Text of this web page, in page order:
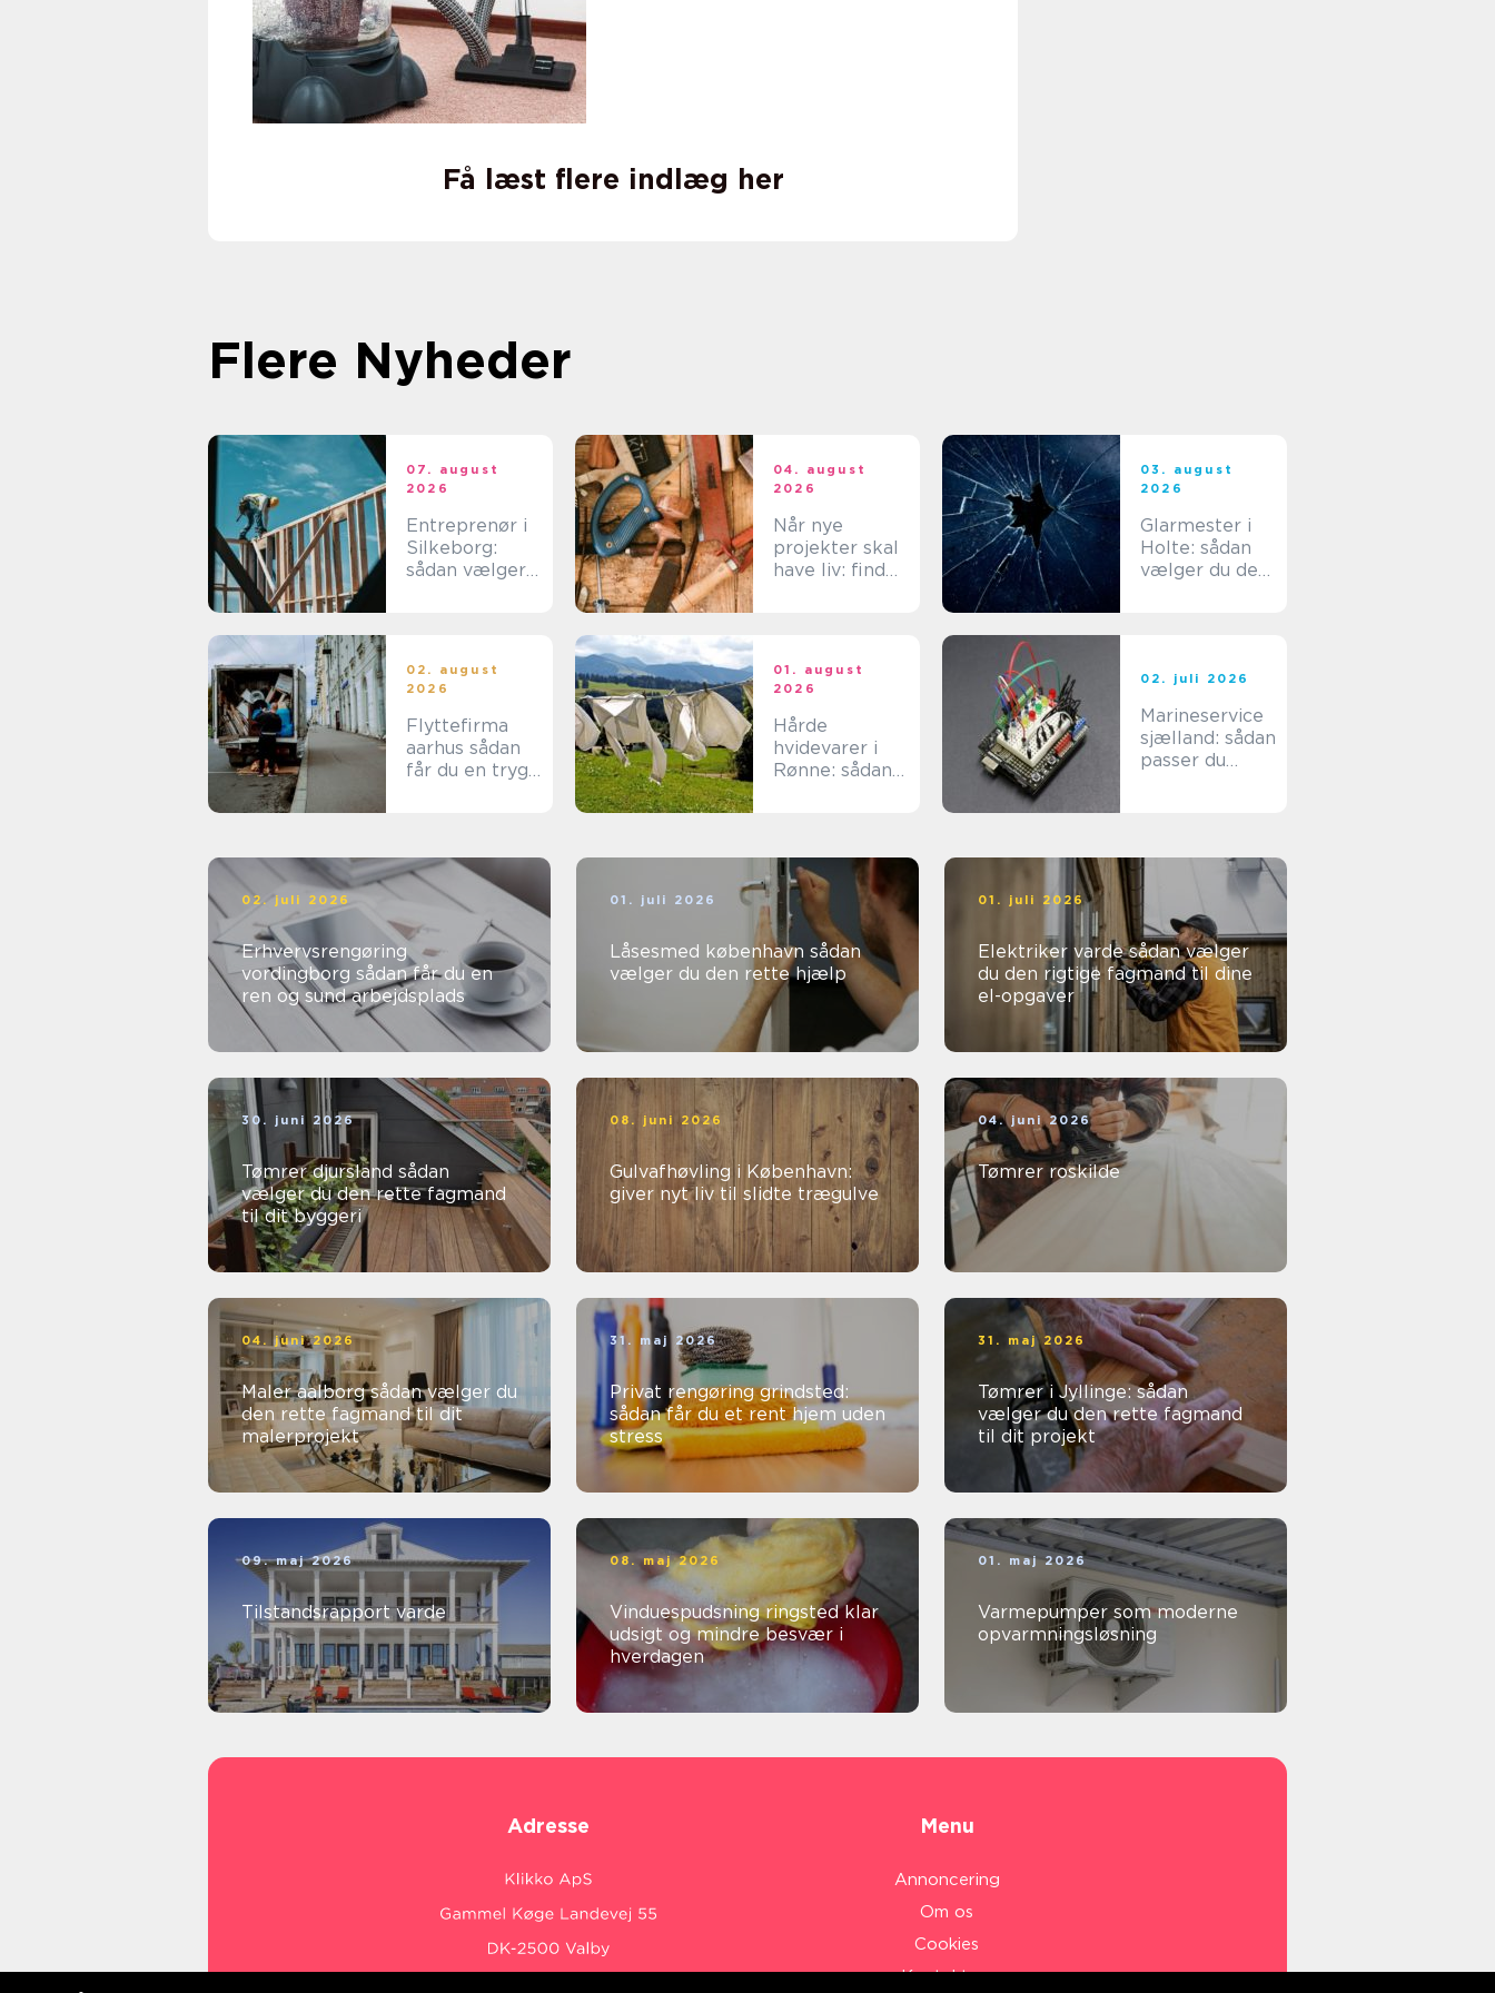
Få læst flere indlæg her
Flere Nyheder
07. august
2026
Entreprenør i
Silkeborg:
sådan vælger
04. august
2026
Når nye
projekter skal
have liv: find
03. august
2026
Glarmester i
Holte: sådan
vælger du den
02. august
2026
Flyttefirma
aarhus sådan
får du en tryg
01. august
2026
Hårde
hvidevarer i
Rønne: sådan
02. juli 2026
Marineservice
sjælland: sådan
passer du
02. juli 2026
Erhvervsrengøring
vordingborg sådan får du en
ren og sund arbejdsplads
01. juli 2026
Låsesmed københavn sådan
vælger du den rette hjælp
01. juli 2026
Elektriker varde sådan vælger
du den rigtige fagmand til dine
el-opgaver
30. juni 2026
Tømrer djursland sådan
vælger du den rette fagmand
til dit byggeri
08. juni 2026
Gulvafhøvling i København:
giver nyt liv til slidte trægulve
04. juni 2026
Tømrer roskilde
04. juni 2026
Maler aalborg sådan vælger du
den rette fagmand til dit
malerprojekt
31. maj 2026
Privat rengøring grindsted:
sådan får du et rent hjem uden
stress
31. maj 2026
Tømrer i Jyllinge: sådan
vælger du den rette fagmand
til dit projekt
09. maj 2026
Tilstandsrapport varde
08. maj 2026
Vinduespudsning ringsted klar
udsigt og mindre besvær i
hverdagen
01. maj 2026
Varmepumper som moderne
opvarmningsløsning
Adresse Menu
Annoncering
Om os
Cookies
Kontakt os